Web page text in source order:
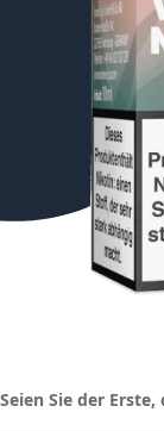
Seien Sie der